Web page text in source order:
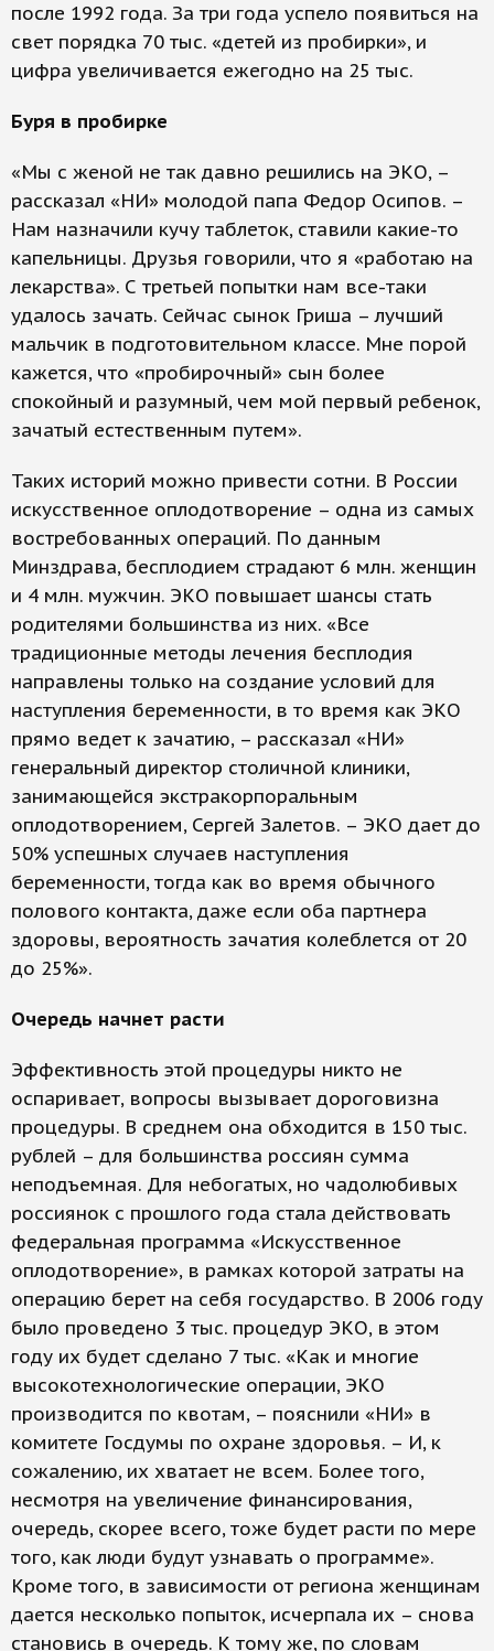
после 1992 года. За три года успело появиться на
свет порядка 70 тыс. «детей из пробирки», и
цифра увеличивается ежегодно на 25 тыс.
Буря в пробирке
«Мы с женой не так давно решились на ЭКО, –
рассказал «НИ» молодой папа Федор Осипов. –
Нам назначили кучу таблеток, ставили какие-то
капельницы. Друзья говорили, что я «работаю на
лекарства». С третьей попытки нам все-таки
удалось зачать. Сейчас сынок Гриша – лучший
мальчик в подготовительном классе. Мне порой
кажется, что «пробирочный» сын более
спокойный и разумный, чем мой первый ребенок,
зачатый естественным путем».
Таких историй можно привести сотни. В России
искусственное оплодотворение – одна из самых
востребованных операций. По данным
Минздрава, бесплодием страдают 6 млн. женщин
и 4 млн. мужчин. ЭКО повышает шансы стать
родителями большинства из них. «Все
традиционные методы лечения бесплодия
направлены только на создание условий для
наступления беременности, в то время как ЭКО
прямо ведет к зачатию, – рассказал «НИ»
генеральный директор столичной клиники,
занимающейся экстракорпоральным
оплодотворением, Сергей Залетов. – ЭКО дает до
50% успешных случаев наступления
беременности, тогда как во время обычного
полового контакта, даже если оба партнера
здоровы, вероятность зачатия колеблется от 20
до 25%».
Очередь начнет расти
Эффективность этой процедуры никто не
оспаривает, вопросы вызывает дороговизна
процедуры. В среднем она обходится в 150 тыс.
рублей – для большинства россиян сумма
неподъемная. Для небогатых, но чадолюбивых
россиянок с прошлого года стала действовать
федеральная программа «Искусственное
оплодотворение», в рамках которой затраты на
операцию берет на себя государство. В 2006 году
было проведено 3 тыс. процедур ЭКО, в этом
году их будет сделано 7 тыс. «Как и многие
высокотехнологические операции, ЭКО
производится по квотам, – пояснили «НИ» в
комитете Госдумы по охране здоровья. – И, к
сожалению, их хватает не всем. Более того,
несмотря на увеличение финансирования,
очередь, скорее всего, тоже будет расти по мере
того, как люди будут узнавать о программе».
Кроме того, в зависимости от региона женщинам
дается несколько попыток, исчерпала их – снова
становись в очередь. К тому же, по словам